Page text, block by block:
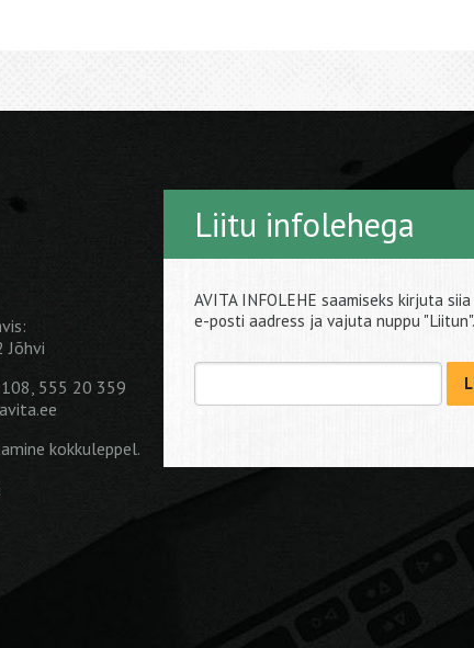
Jõhvi
555 20 359
kokkuleppel.
Liitu infolehega
AVITA INFOLEHE saamiseks kirjuta
e-posti aadress ja vajuta nuppu "Liitun".